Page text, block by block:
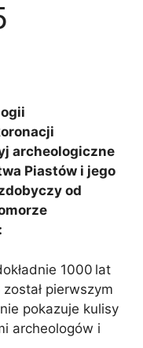
archeologiczne
Piastów i jego
od
1000 lat
pierwszym
pokazuje kulisy
archeologów i